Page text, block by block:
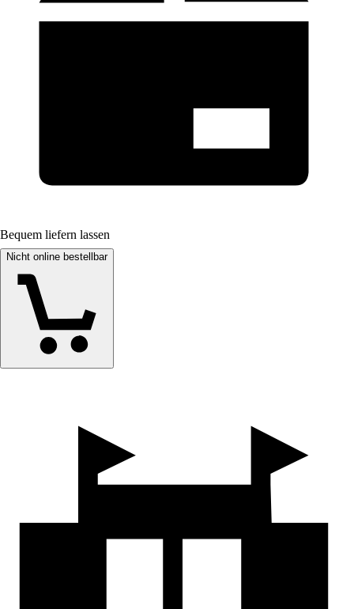
Bequem liefern lassen
Nicht online bestellbar